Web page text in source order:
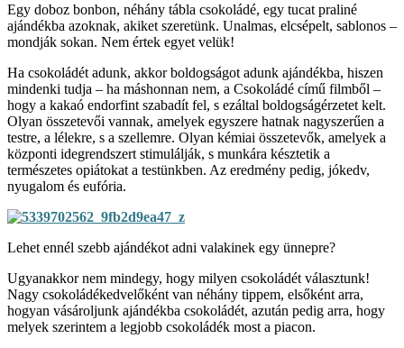
Egy doboz bonbon, néhány tábla csokoládé, egy tucat praliné
ajándékba azoknak, akiket szeretünk. Unalmas, elcsépelt, sablonos –
mondják sokan. Nem értek egyet velük!
Ha csokoládét adunk, akkor boldogságot adunk ajándékba, hiszen
mindenki tudja – ha máshonnan nem, a Csokoládé című filmből –
hogy a kakaó endorfint szabadít fel, s ezáltal boldogságérzetet kelt.
Olyan összetevői vannak, amelyek egyszere hatnak nagyszerűen a
testre, a lélekre, s a szellemre. Olyan kémiai összetevők, amelyek a
központi idegrendszert stimulálják, s munkára késztetik a
természetes opiátokat a testünkben. Az eredmény pedig, jókedv,
nyugalom és eufória.
Lehet ennél szebb ajándékot adni valakinek egy ünnepre?
Ugyanakkor nem mindegy, hogy milyen csokoládét választunk!
Nagy csokoládékedvelőként van néhány tippem, elsőként arra,
hogyan vásároljunk ajándékba csokoládét, azután pedig arra, hogy
melyek szerintem a legjobb csokoládék most a piacon.